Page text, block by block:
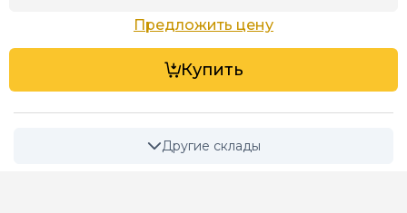
Предложить цену
Купить
Другие склады